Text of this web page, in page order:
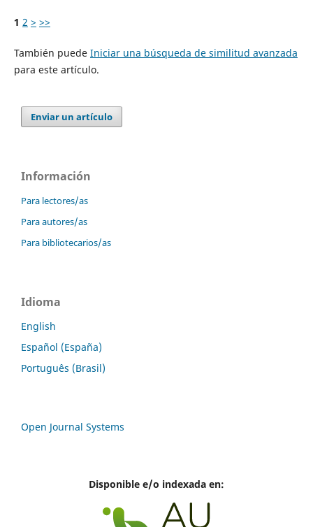
1 2 > >>
También puede Iniciar una búsqueda de similitud avanzada
para este artículo.
Enviar un artículo
Información
Para lectores/as
Para autores/as
Para bibliotecarios/as
Idioma
English
Español (España)
Português (Brasil)
Open Journal Systems
Disponible e/o indexada en: